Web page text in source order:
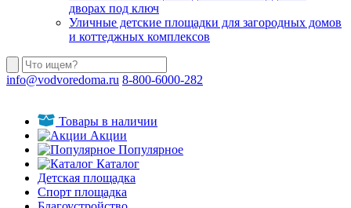
дворах под ключ
Уличные детские площадки для загородных домов
и коттеджных комплексов
info@vodvoredoma.ru 8-800-6000-282
Товары в наличии
Акции
Популярное
Каталог
Детская площадка
Спорт площадка